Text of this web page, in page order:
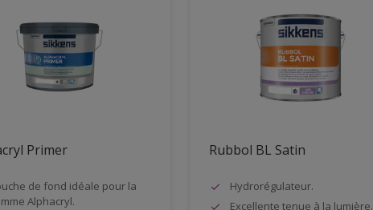
Primer
de fond idéale pour la
Alphacryl.
Rubbol BL Satin
Hydrorégulateur.
Excellente tenue à la lumière.